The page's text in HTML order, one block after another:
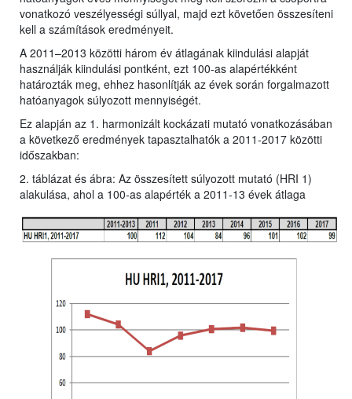
vonatkozó veszélyességi súllyal, majd ezt követően összesíteni
kell a számítások eredményeit.
A 2011–2013 közötti három év átlagának kiindulási alapját
használják kiindulási pontként, ezt 100-as alapértékként
határozták meg, ehhez hasonlítják az évek során forgalmazott
hatóanyagok súlyozott mennyiségét.
Ez alapján az 1. harmonizált kockázati mutató vonatkozásában
a következő eredmények tapasztalhatók a 2011-2017 közötti
időszakban:
2. táblázat és ábra: Az összesített súlyozott mutató (HRI 1)
alakulása, ahol a 100-as alapérték a 2011-13 évek átlaga